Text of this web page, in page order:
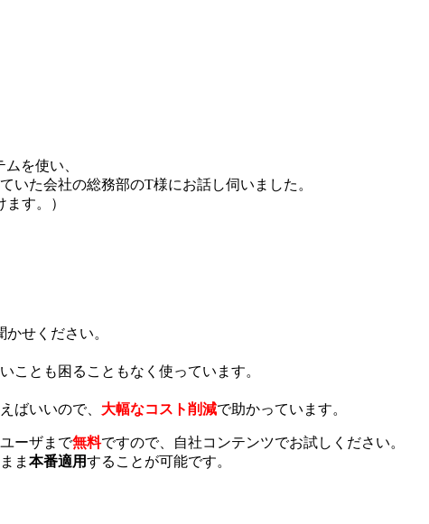
を使い、
いた会社の総務部のT様にお話し伺いました。
す。）
せください。
ことも困ることもなく使っています。
ばいいので、 大幅なコスト削減で助かっています。
ーザまで無料ですので、自社コンテンツでお試しください。
ま 本番適用することが可能です。